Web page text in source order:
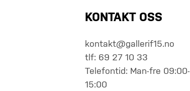
KONTAKT OSS
kontakt@gallerif15.no
tlf: 69 27 10 33
Telefontid: Man-fre 09:00-
15:00